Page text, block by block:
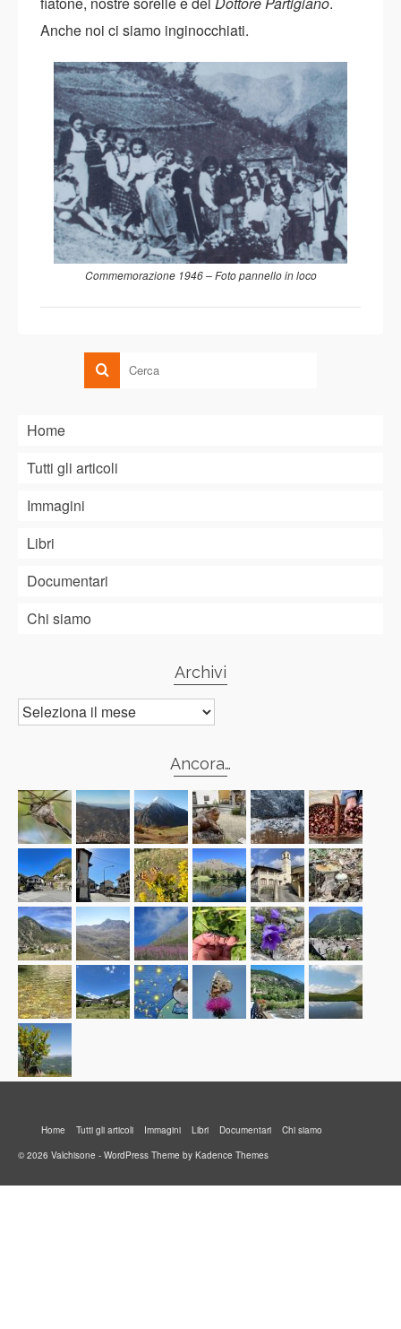
Anche noi ci siamo inginocchiati.
Commemorazione 1946 – Foto pannello in loco
Home
Tutti gli articoli
Immagini
Libri
Documentari
Chi siamo
Archivi
Archivi
Ancora…
Home Tutti gli articoli Immagini Libri Documentari
Chi siamo
© 2026 Valchisone - WordPress Theme by Kadence Themes